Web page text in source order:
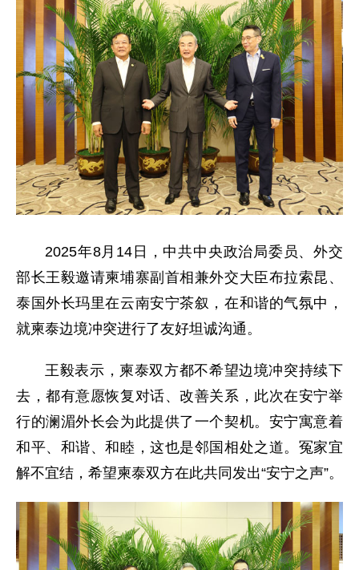
2025年8月14日，中共中央政治局委员、外交
部长王毅邀请柬埔寨副首相兼外交大臣布拉索昆、
泰国外长玛里在云南安宁茶叙，在和谐的气氛中，
就柬泰边境冲突进行了友好坦诚沟通。
王毅表示，柬泰双方都不希望边境冲突持续下
去，都有意愿恢复对话、改善关系，此次在安宁举
行的澜湄外长会为此提供了一个契机。安宁寓意着
和平、和谐、和睦，这也是邻国相处之道。冤家宜
解不宜结，希望柬泰双方在此共同发出“安宁之声”。